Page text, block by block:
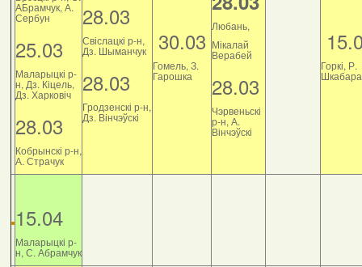
АБрамчук, А.
Сербун
25.03
Маларыцкі р-
н, Дз. Кіцель,
Дз. Харковіч
28.03
Кобрынскі р-н,
А. Страчук
28.03
Свіслацкі р-н,
Дз. Шыманчук
28.03
Гродзенскі р-н,
Дз. Вінчэўскі
30.03
Гомель, З.
Гарошка
Любань,
Мікалай
Верабей
28.03
Чэрвеньскі
р-н, А.
Вінчэўскі
Горкі, Р.
Шкабара
15.04
Маларыцкі р-
н, С. Абрамчук